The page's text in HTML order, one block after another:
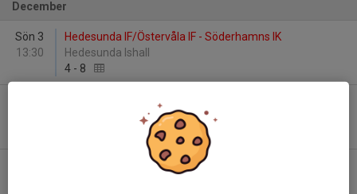
December
Sön 3
13:30
Hedesunda IF/Östervåla IF - Söderhamns IK
Hedesunda Ishall
4 - 8
Söderhamns IK - Valbo HC
Helsingehus Hockeyarena
Strömsbro IF - Söderhamns IK